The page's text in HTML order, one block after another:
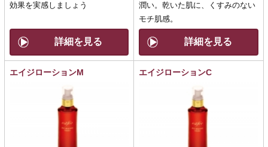
効果を実感しましょう
潤い。乾いた肌に、くすみのない
モチ肌感。
詳細を見る 詳細を見る
エイジローションM エイジローションC